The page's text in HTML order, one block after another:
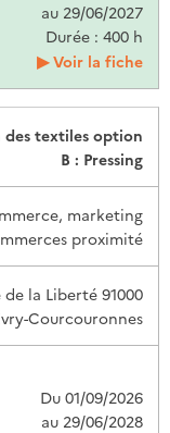
au 29/06/2027
Durée : 400 h
Voir la fiche
des textiles option
B : Pressing
marketing
proximité
de la Liberté 91000
Courcouronnes
Du 01/09/2026
au 29/06/2028